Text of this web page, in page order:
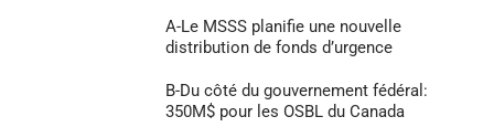
A-Le MSSS planifie une nouvelle
distribution de fonds d’urgence
B-Du côté du gouvernement fédéral:
350M$ pour les OSBL du Canada